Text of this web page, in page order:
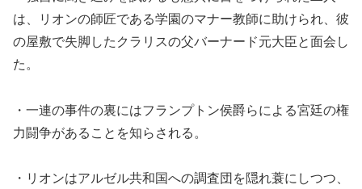
は、リオンの師匠である学園のマナー教師に助けられ、彼
の屋敷で失脚したクラリスの父バーナード元大臣と面会し
た。
・一連の事件の裏にはフランプトン侯爵らによる宮廷の権
力闘争があることを知らされる。
・リオンはアルゼル共和国への調査団を隠れ蓑にしつつ、